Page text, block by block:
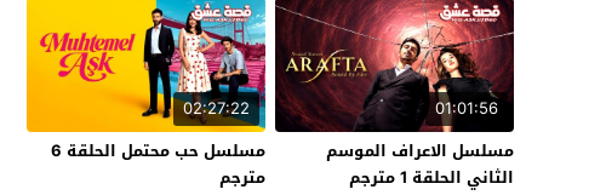
01:01:56
مسلسل الاعراف الموسم
الثاني الحلقة 1 مترجم
02:27:22
مسلسل حب محتمل الحلقة 6
مترجم